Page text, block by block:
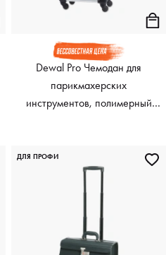
Dewal Pro Чемодан для
парикмахерских
инструментов, полимерный
ДЛЯ ПРОФИ